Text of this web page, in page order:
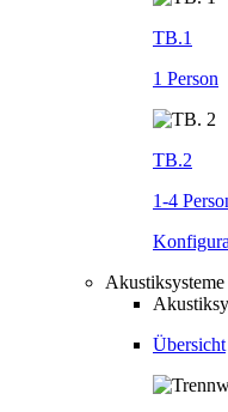
TB.1
1 Person
TB.2
1-4
Akustiksysteme
Übersicht